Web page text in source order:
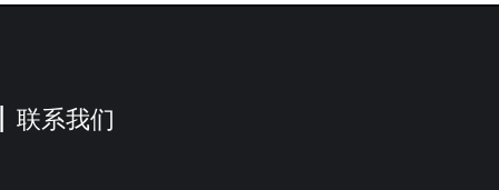
联系我们